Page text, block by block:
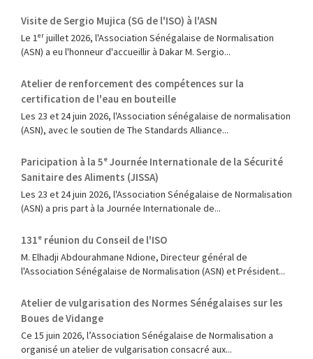
Visite de Sergio Mujica (SG de l'ISO) à l'ASN
Le 1ᵉʳ juillet 2026, l'Association Sénégalaise de Normalisation
(ASN) a eu l'honneur d'accueillir à Dakar M. Sergio...
Atelier de renforcement des compétences sur la
certification de l'eau en bouteille
Les 23 et 24 juin 2026, l'Association sénégalaise de normalisation
(ASN), avec le soutien de The Standards Alliance...
Paricipation à la 5ᵉ Journée Internationale de la Sécurité
Sanitaire des Aliments (JISSA)
‎Les 23 et 24 juin 2026, l'Association Sénégalaise de Normalisation
(ASN) a pris part à la Journée Internationale de...
131ᵉ réunion du Conseil de l'ISO
M. Elhadji Abdourahmane Ndione, Directeur général de
l'Association Sénégalaise de Normalisation (ASN) et Président...
Atelier de vulgarisation des Normes Sénégalaises sur les
Boues de Vidange
Ce 15 juin 2026, l’Association Sénégalaise de Normalisation a
organisé un atelier de vulgarisation consacré aux...